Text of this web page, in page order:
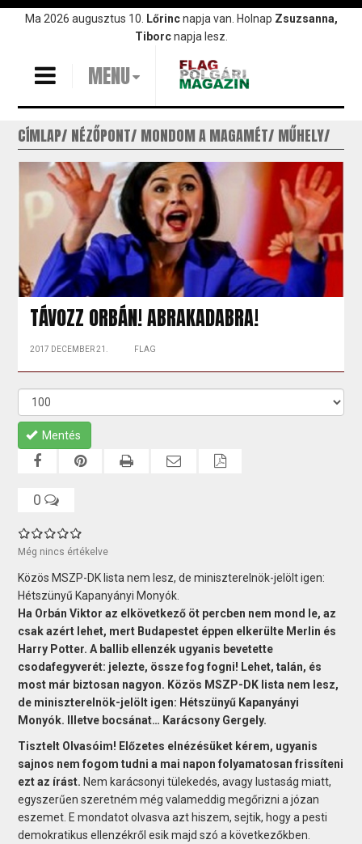
UgrásMa 2026 augusztus 10. Lőrincnapja van. Holnap Zsuzsanna,
Tiborcnapja lesz.
MENU
CÍMLAP NÉZŐPONT MONDOM A MAGAMÉT MŰHELY
TÁVOZZ ORBÁN! ABRAKADABRA!
2017 DECEMBER 21. FLAG
Mentés
0
Még nincs értékelve
Közös MSZP-DK lista nem lesz, de miniszterelnök-jelölt igen:
Hétszünyű Kapanyányi Monyók.
Ha Orbán Viktor az elkövetkező öt percben nem mond le, az
csak azért lehet, mert Budapestet éppen elkerülte Merlin és
Harry Potter. A ballib ellenzék ugyanis bevetette
csodafegyverét: jelezte, össze fog fogni! Lehet, talán, és
most már biztosan nagyon. Közös MSZP-DK lista nem lesz,
de miniszterelnök-jelölt igen: Hétszünyű Kapanyányi
Monyók. Illetve bocsánat… Karácsony Gergely.
Tisztelt Olvasóim! Előzetes elnézésüket kérem, ugyanis
sajnos nem fogom tudni a mai napon folyamatosan frissíteni
ezt az írást. Nem karácsonyi tülekedés, avagy lustaság miatt,
egyszerűen szeretném még valameddig megőrizni a józan
eszemet. E mondatot olvasva azt hiszem, sejtik, hogy a pesti
demokratikus ellenzékről esik majd szó a következőkben.